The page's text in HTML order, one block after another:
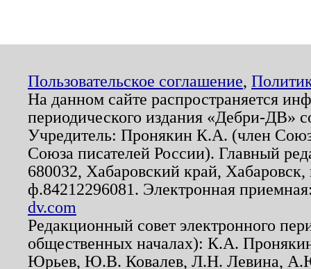
Пользовательское соглашение,
На данном сайте распространяется
периодического издания «Дебри-ДВ»
Учредитель: Пронякин К.А. (член
Союза писателей России). Главный
680032, Хабаровский край,
ф.84212296081. Электронная
dv.com
Редакционный совет электронного
общественных началах): К.А.
Юрьев, Ю.В. Ковалев, Л.Н. Левина,